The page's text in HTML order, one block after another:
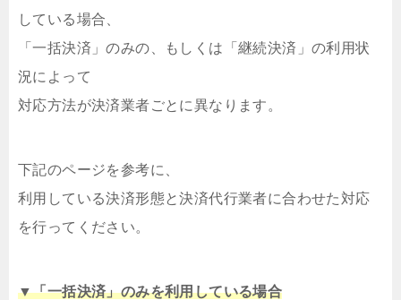
している場合、
「一括決済」のみの、もしくは「継続決済」の利用状
況によって
対応方法が決済業者ごとに異なります。
下記のページを参考に、
利用している決済形態と決済代行業者に合わせた対応
を行ってください。
▼「一括決済」のみを利用している場合